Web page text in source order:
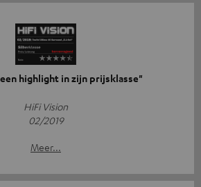
highlight in zijn prijsklasse"
HiFi Vision
02/2019
Meer...